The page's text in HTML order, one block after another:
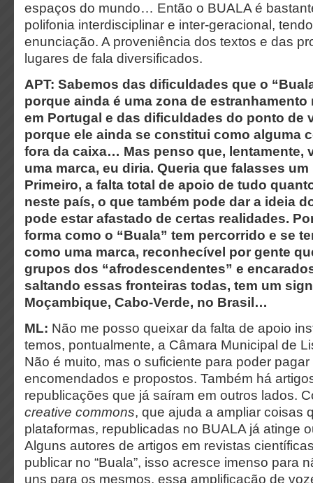
espaços do mundo… Então o BUALA é
polifonia interdisciplinar e inter-geracional,
enunciação. A proveniência dos textos e das
lugares de fala diversificados.
APT: Sabemos das dificuldades que o
porque ainda é uma zona de
em Portugal e das dificuldades do ponto de
porque ele ainda se constitui como alguma
fora da caixa… Mas penso que, lentamente,
uma marca, eu diria. Queria que falasses
Primeiro, a falta total de apoio de tudo
neste país, o que também pode dar a ideia
pode estar afastado de certas realidades.
forma como o “Buala” tem percorrido e se
como uma marca, reconhecível por gente
grupos dos “afrodescendentes” e
saltando essas fronteiras todas, tem um
Moçambique, Cabo-Verde, no Brasil…
ML: Não me posso queixar da falta de apoio
temos, pontualmente, a Câmara Municipal de
Não é muito, mas o suficiente para poder
encomendados e propostos. Também há
republicações que já saíram em outros lados.
creative commons, que ajuda a ampliar coisas
plataformas, republicadas no BUALA já atinge
Alguns autores de artigos em revistas
publicar no “Buala”, isso acresce imenso para
uns para os mesmos, essa amplificação de